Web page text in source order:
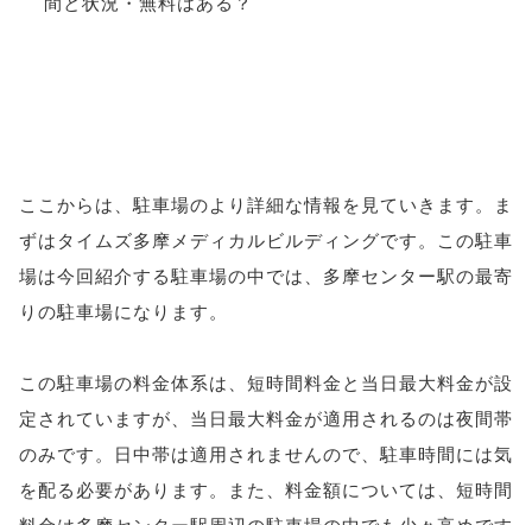
ここからは、駐車場のより詳細な情報を見ていきます。ま
ずはタイムズ多摩メディカルビルディングです。この駐車
場は今回紹介する駐車場の中では、多摩センター駅の最寄
りの駐車場になります。
この駐車場の料金体系は、短時間料金と当日最大料金が設
定されていますが、当日最大料金が適用されるのは夜間帯
のみです。日中帯は適用されませんので、駐車時間には気
を配る必要があります。また、料金額については、短時間